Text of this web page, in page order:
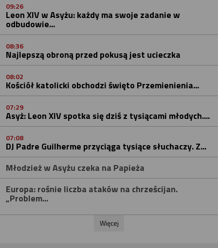
09:26
Leon XIV w Asyżu: każdy ma swoje zadanie w
odbudowie...
08:36
Najlepszą obroną przed pokusą jest ucieczka
08:02
Kościół katolicki obchodzi święto Przemienienia...
07:29
Asyż: Leon XIV spotka się dziś z tysiącami młodych....
07:08
DJ Padre Guilherme przyciąga tysiące słuchaczy. Z...
Młodzież w Asyżu czeka na Papieża
Europa: rośnie liczba ataków na chrześcijan.
„Problem...
Więcej